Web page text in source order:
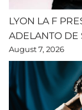
LYON LA F
ADELANTO DE
August 7, 2026